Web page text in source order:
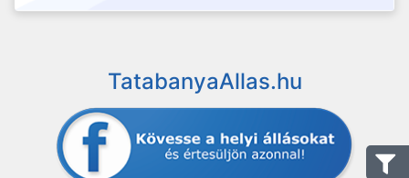
TatabanyaAllas.hu